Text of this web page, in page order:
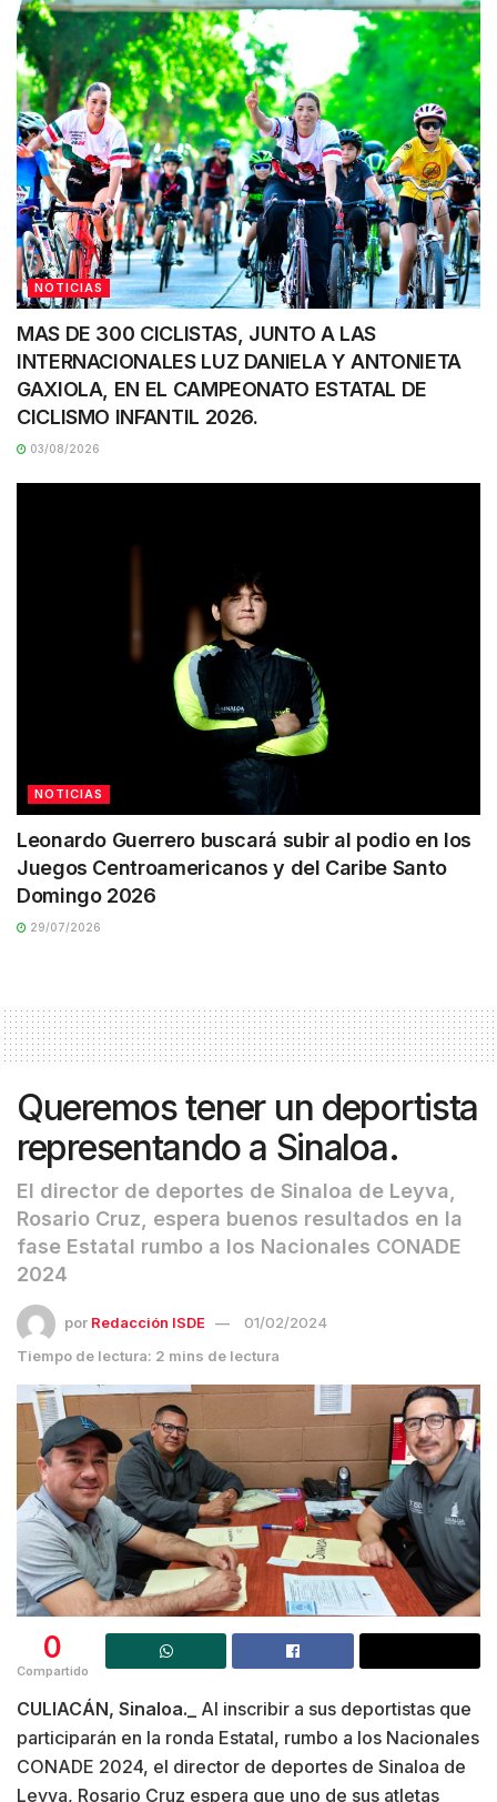
NOTICIAS
MAS DE 300 CICLISTAS, JUNTO A LAS
INTERNACIONALES LUZ DANIELA Y ANTONIETA
GAXIOLA, EN EL CAMPEONATO ESTATAL DE
CICLISMO INFANTIL 2026.
03/08/2026
NOTICIAS
Leonardo Guerrero buscará subir al podio en los
Juegos Centroamericanos y del Caribe Santo
Domingo 2026
29/07/2026
Queremos tener un deportista
representando a Sinaloa.
El director de deportes de Sinaloa de Leyva,
Rosario Cruz, espera buenos resultados en la
fase Estatal rumbo a los Nacionales CONADE
2024
por Redacción ISDE
01/02/2024
Tiempo de lectura: 2 mins de lectura
0
Compartido
CULIACÁN, Sinaloa._
Al inscribir a sus deportistas que
participarán en la ronda Estatal, rumbo a los Nacionales
CONADE 2024, el director de deportes de Sinaloa de
Leyva, Rosario Cruz espera que uno de sus atletas